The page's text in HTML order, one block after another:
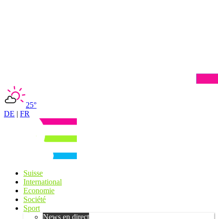
25°
DE | FR
Suisse
International
Economie
Société
Sport
News en direct